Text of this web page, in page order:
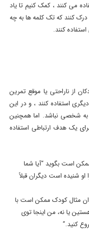
می کنند ، کمک کنیم تا یاد
درک کنند که تک کلمه ها به چه
کنند.
از ناراحتی یا موقع تمرین
استفاده کنند ، و در این
به شخصی نباشد. اما همچنین
برای یک هدف ارتباطی استفاده
است بگوید “آیا شما
او شنیده است دیگران قبلاً
مثال کودک ممکن است با
یا نه، من اینجا توی
کنید.”